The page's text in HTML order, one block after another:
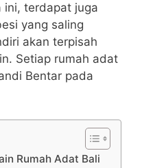
ini, terdapat juga
yang saling
akan terpisah
Setiap rumah adat
Bentar pada
Rumah Adat Bali